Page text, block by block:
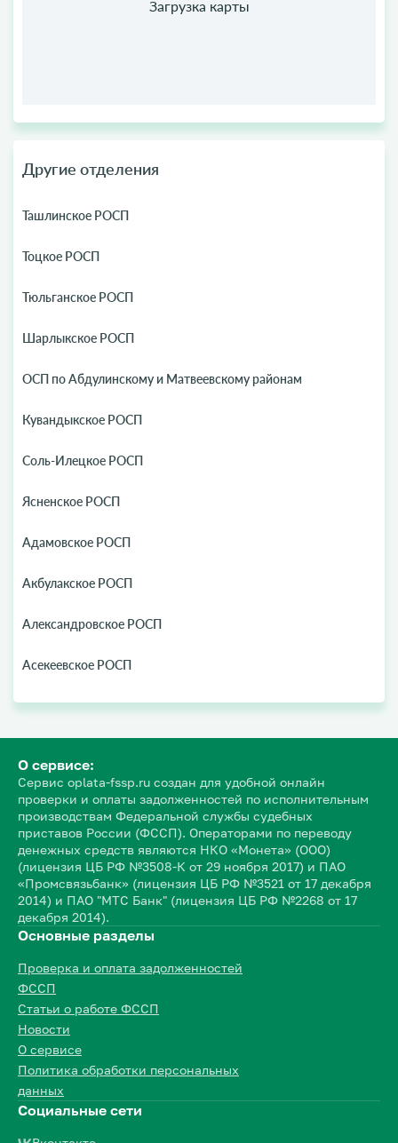
Другие отделения
Ташлинское РОСП
Тоцкое РОСП
Тюльганское РОСП
Шарлыкское РОСП
ОСП по Абдулинскому и Матвеевскому районам
Кувандыкское РОСП
Соль-Илецкое РОСП
Ясненское РОСП
Адамовское РОСП
Акбулакское РОСП
Александровское РОСП
Асекеевское РОСП
О сервисе:
Сервис oplata-fssp.ru создан для удобной онлайн
проверки и оплаты задолженностей по исполнительным
производствам Федеральной службы судебных
приставов России (ФССП). Операторами по переводу
денежных средств являются НКО «Монета» (ООО)
(лицензия ЦБ РФ №3508-К от 29 ноября 2017) и ПАО
«Промсвязьбанк» (лицензия ЦБ РФ №3521 от 17 декабря
2014) и ПАО "МТС Банк" (лицензия ЦБ РФ №2268 от 17
декабря 2014).
Основные разделы
Проверка и оплата задолженностей
ФССП
Статьи о работе ФССП
Новости
О сервисе
Политика обработки персональных
данных
Социальные сети